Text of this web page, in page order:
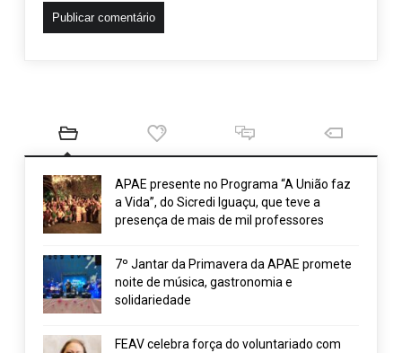
APAE presente no Programa “A União faz
a Vida”, do Sicredi Iguaçu, que teve a
presença de mais de mil professores
7º Jantar da Primavera da APAE promete
noite de música, gastronomia e
solidariedade
FEAV celebra força do voluntariado com